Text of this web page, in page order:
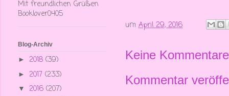
um April 29, 2016
Keine
Kommentar
Mit freundlichen Grüßen
Booklover0405
Blog-Archiv
► 2018 (39)
► 2017 (233)
▼ 2016 (207)